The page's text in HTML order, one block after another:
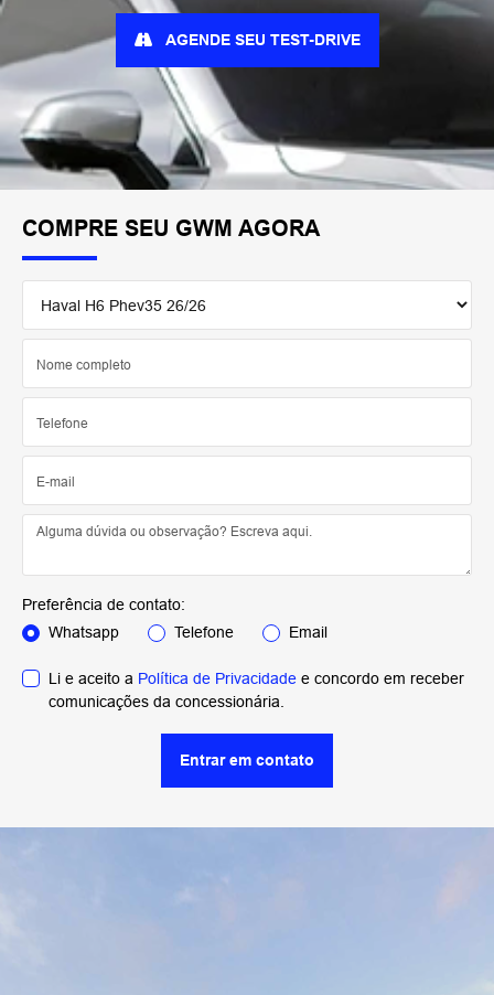
COMPRE SEU GWM AGORA
Preferência de contato:
Whatsapp
Telefone Email
Li e aceito a Política de Privacidade e concordo em receber
comunicações da concessionária.
Entrar em contato
AGENDE SEU TEST-DRIVE